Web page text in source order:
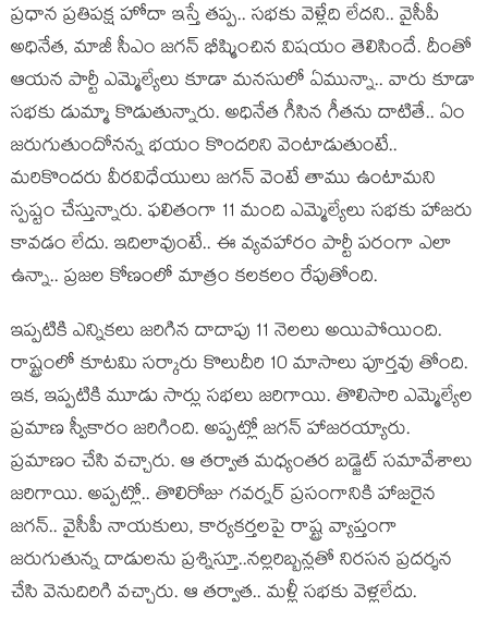
ప్ర‌ధాన ప్ర‌తిప‌క్ష హోదా ఇస్తే త‌ప్ప‌.. స‌భ‌కు వెళ్లేది లేద‌ని.. వైసీపీ
అధినేత‌, మాజీ సీఎం జ‌గ‌న్ భీష్మించిన విష‌యం తెలిసిందే. దీంతో
ఆయ‌న పార్టీ ఎమ్మెల్యేలు కూడా మ‌న‌సులో ఏమున్నా.. వారు కూడా
స‌భ‌కు డుమ్మా కొడుతున్నారు. అధినేత గీసిన గీత‌ను దాటితే.. ఏం
జ‌రుగుతుందోన‌న్న భ‌యం కొంద‌రిని వెంటాడుతుంటే..
మ‌రికొంద‌రు వీర‌విధేయులు జ‌గ‌న్ వెంటే తాము ఉంటామ‌ని
స్ప‌ష్టం చేస్తున్నారు. ఫ‌లితంగా 11 మంది ఎమ్మెల్యేలు స‌భ‌కు హాజ‌రు
కావ‌డం లేదు. ఇదిలావుంటే.. ఈ వ్య‌వ‌హారం పార్టీ ప‌రంగా ఎలా
ఉన్నా.. ప్ర‌జ‌ల కోణంలో మాత్రం క‌ల‌కలం రేపుతోంది.
ఇప్ప‌టికి ఎన్నిక‌లు జ‌రిగిన దాదాపు 11 నెలలు అయిపోయింది.
రాష్ట్రంలో కూట‌మి స‌ర్కారు కొలుదీరి 10 మాసాలు పూర్త‌వు తోంది.
ఇక‌, ఇప్ప‌టికి మూడు సార్లు స‌భ‌లు జ‌రిగాయి. తొలిసారి ఎమ్మెల్యేల
ప్ర‌మాణ స్వీకారం జ‌రిగింది. అప్ప‌ట్లో జ‌గ‌న్ హాజ‌ర‌య్యారు.
ప్ర‌మాణం చేసి వ‌చ్చారు. ఆ త‌ర్వాత మ‌ధ్యంత‌ర బ‌డ్జెట్ స‌మావేశాలు
జ‌రిగాయి. అప్ప‌ట్లో.. తొలిరోజు గ‌వ‌ర్న‌ర్ ప్ర‌సంగానికి హాజ‌రైన
జ‌గ‌న్‌.. వైసీపీ నాయ‌కులు, కార్య‌క‌ర్త‌ల‌పై రాష్ట్ర వ్యాప్తంగా
జ‌రుగుతున్న దాడుల‌ను ప్ర‌శ్నిస్తూ..న‌ల్ల‌రిబ్బ‌న్ల‌తో నిర‌స‌న ప్ర‌ద‌ర్శ‌న
చేసి వెనుదిరిగి వ‌చ్చారు. ఆ త‌ర్వాత‌.. మ‌ళ్లీ స‌భ‌కు వెళ్ల‌లేదు.